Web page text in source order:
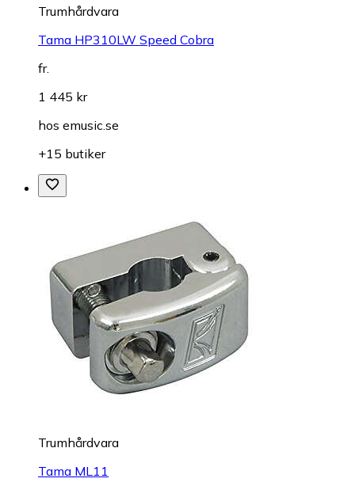
Trumhårdvara
Tama HP310LW Speed Cobra
fr.
1 445 kr
hos emusic.se
+15 butiker
Trumhårdvara
Tama ML11